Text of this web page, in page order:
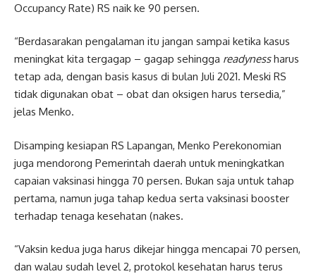
Occupancy Rate) RS naik ke 90 persen.
“Berdasarakan pengalaman itu jangan sampai ketika kasus
meningkat kita tergagap – gagap sehingga readynessharus
tetap ada, dengan basis kasus di bulan Juli 2021. Meski RS
tidak digunakan obat – obat dan oksigen harus tersedia,”
jelas Menko.
Disamping kesiapan RS Lapangan, Menko Perekonomian
juga mendorong Pemerintah daerah untuk meningkatkan
capaian vaksinasi hingga 70 persen. Bukan saja untuk tahap
pertama, namun juga tahap kedua serta vaksinasi booster
terhadap tenaga kesehatan (nakes.
“Vaksin kedua juga harus dikejar hingga mencapai 70 persen,
dan walau sudah level 2, protokol kesehatan harus terus